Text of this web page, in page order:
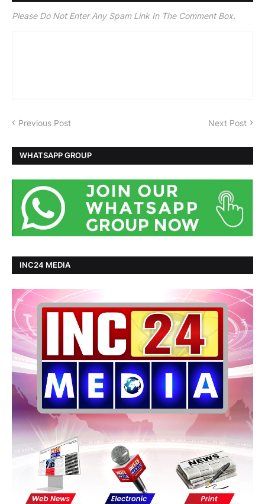
Please Do Not Enter Any Spam Link In The Comment Box.
Previous Post Next Post
WHATSAPP GROUP
INC24 MEDIA